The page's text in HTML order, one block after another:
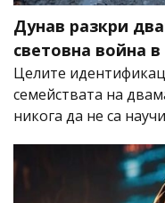
Дунав разкри
световна война
Целите
семействата на
никога да не са